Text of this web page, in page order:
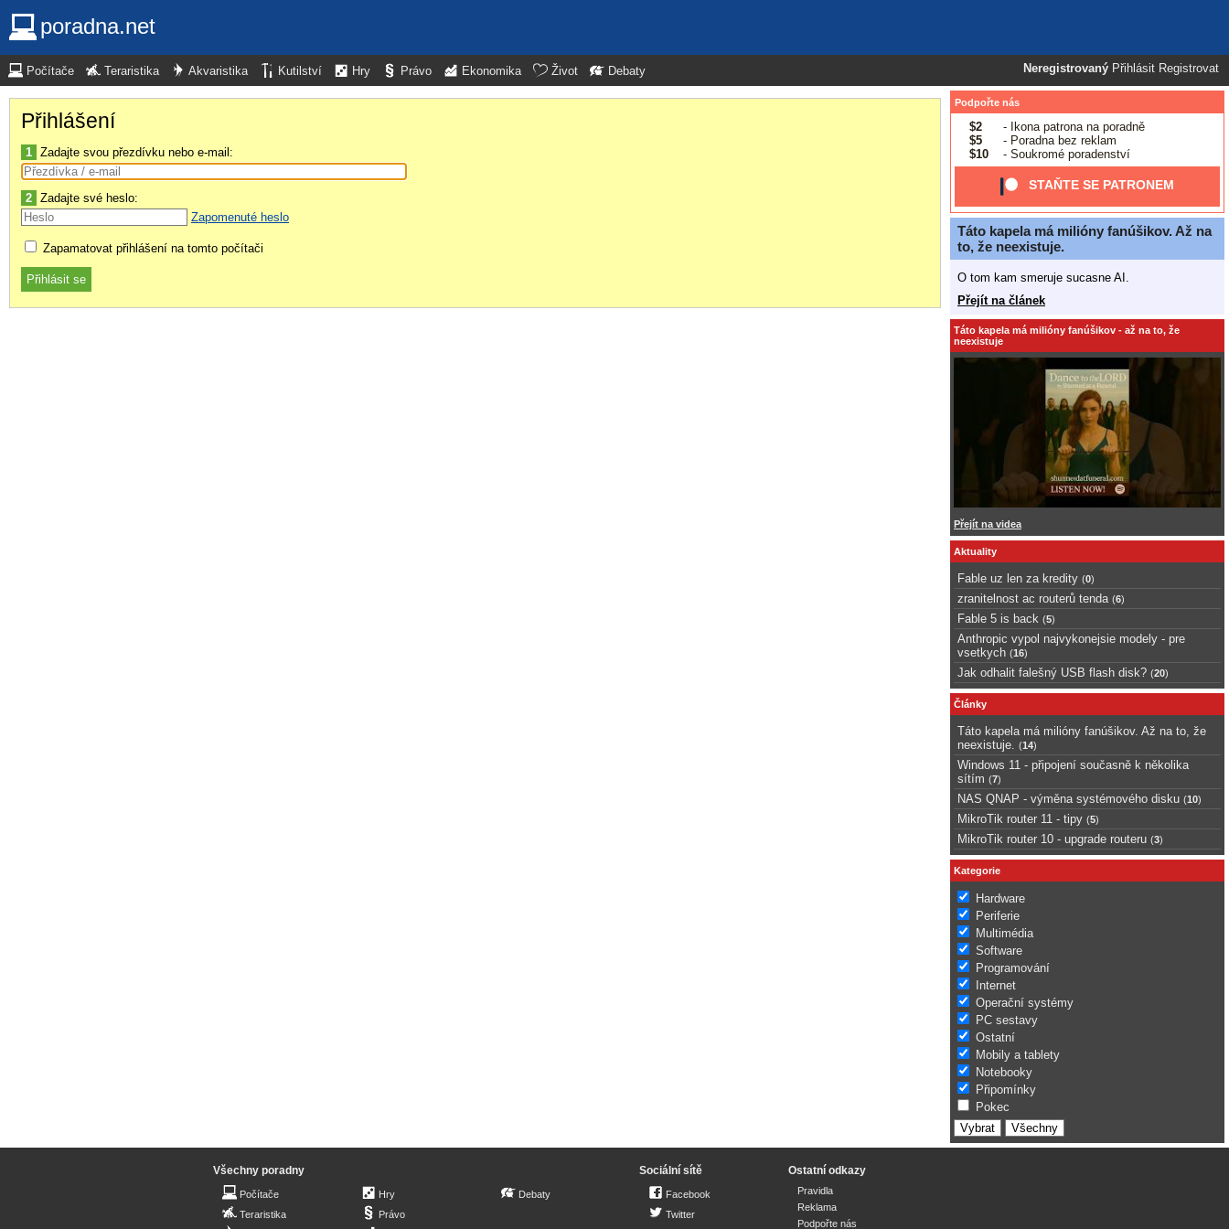
poradna.net
Neregistrovaný Přihlásit Registrovat
Počítače Teraristika Akvaristika Kutilství Hry Právo Ekonomika Život Debaty
Přihlášení
1 Zadajte svou přezdívku nebo e-mail:
2 Zadajte své heslo:
Zapomenuté heslo
Zapamatovat přihlášení na tomto počítači
Podpořte nás
$2
- Ikona patrona na poradně
$5
- Poradna bez reklam
$10
- Soukromé poradenství
STAŇTE SE PATRONEM
Táto kapela má milióny fanúšikov. Až na
to, že neexistuje.
O tom kam smeruje sucasne AI.
Přejít na článek
Táto kapela má milióny fanúšikov - až na to, že
neexistuje
Přejít na videa
Aktuality
Fable uz len za kredity (0)
zranitelnost ac routerů tenda (6)
Fable 5 is back (5)
Anthropic vypol najvykonejsie modely - pre
vsetkych (16)
Jak odhalit falešný USB flash disk? (20)
Články
Táto kapela má milióny fanúšikov. Až na to, že
neexistuje.
(14)
Windows 11 - připojení současně k několika
sítím (7)
NAS QNAP - výměna systémového disku (10)
MikroTik router 11 - tipy (5)
MikroTik router 10 - upgrade routeru (3)
Kategorie
Hardware
Periferie
Multimédia
Software
Programování
Internet
Operační systémy
PC sestavy
Ostatní
Mobily a tablety
Notebooky
Připomínky
Pokec
Všechny poradny
Počítače
Teraristika
Hry
Právo
Debaty
Sociální sítě
Facebook
Twitter
Ostatní odkazy
Pravidla
Reklama
Podpořte nás